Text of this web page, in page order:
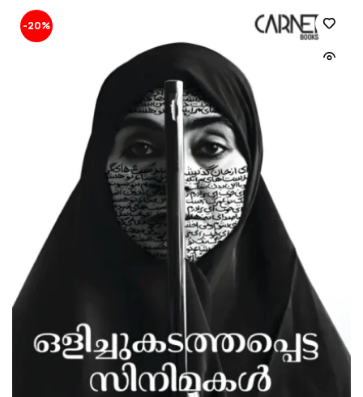
-20%